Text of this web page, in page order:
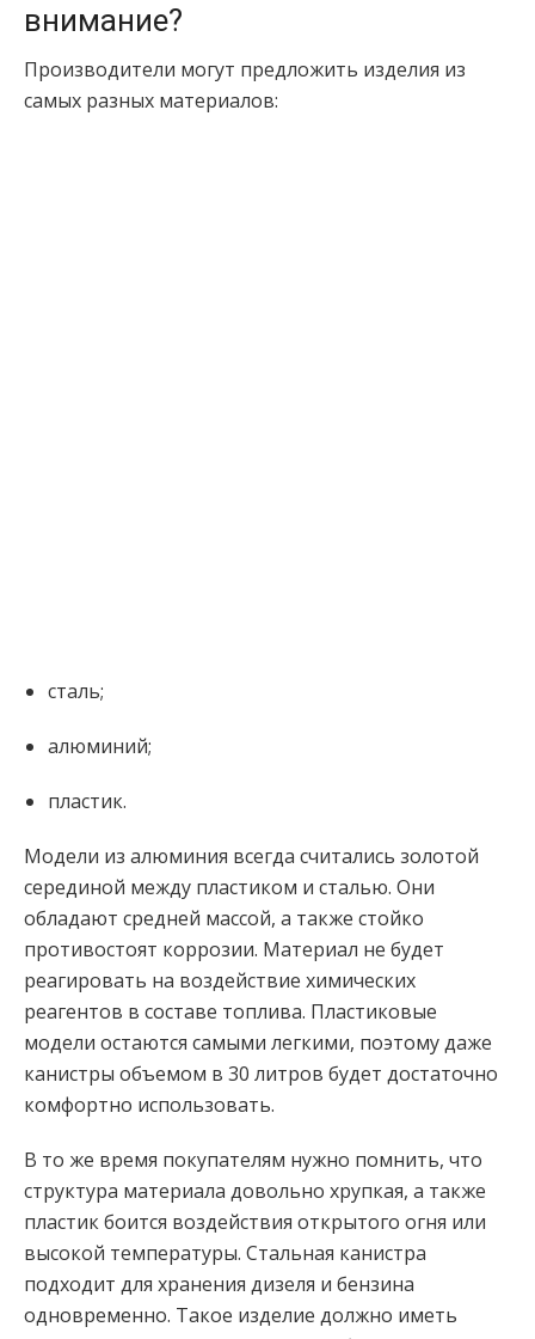
внимание?
Производители могут предложить изделия из
самых разных материалов:
сталь;
алюминий;
пластик.
Модели из алюминия всегда считались золотой
серединой между пластиком и сталью. Они
обладают средней массой, а также стойко
противостоят коррозии. Материал не будет
реагировать на воздействие химических
реагентов в составе топлива. Пластиковые
модели остаются самыми легкими, поэтому даже
канистры объемом в 30 литров будет достаточно
комфортно использовать.
В то же время покупателям нужно помнить, что
структура материала довольно хрупкая, а также
пластик боится воздействия открытого огня или
высокой температуры. Стальная канистра
подходит для хранения дизеля и бензина
одновременно. Такое изделие должно иметь